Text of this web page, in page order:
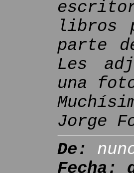
libros
parte
Les
una
Jorge
De:
Fecha: